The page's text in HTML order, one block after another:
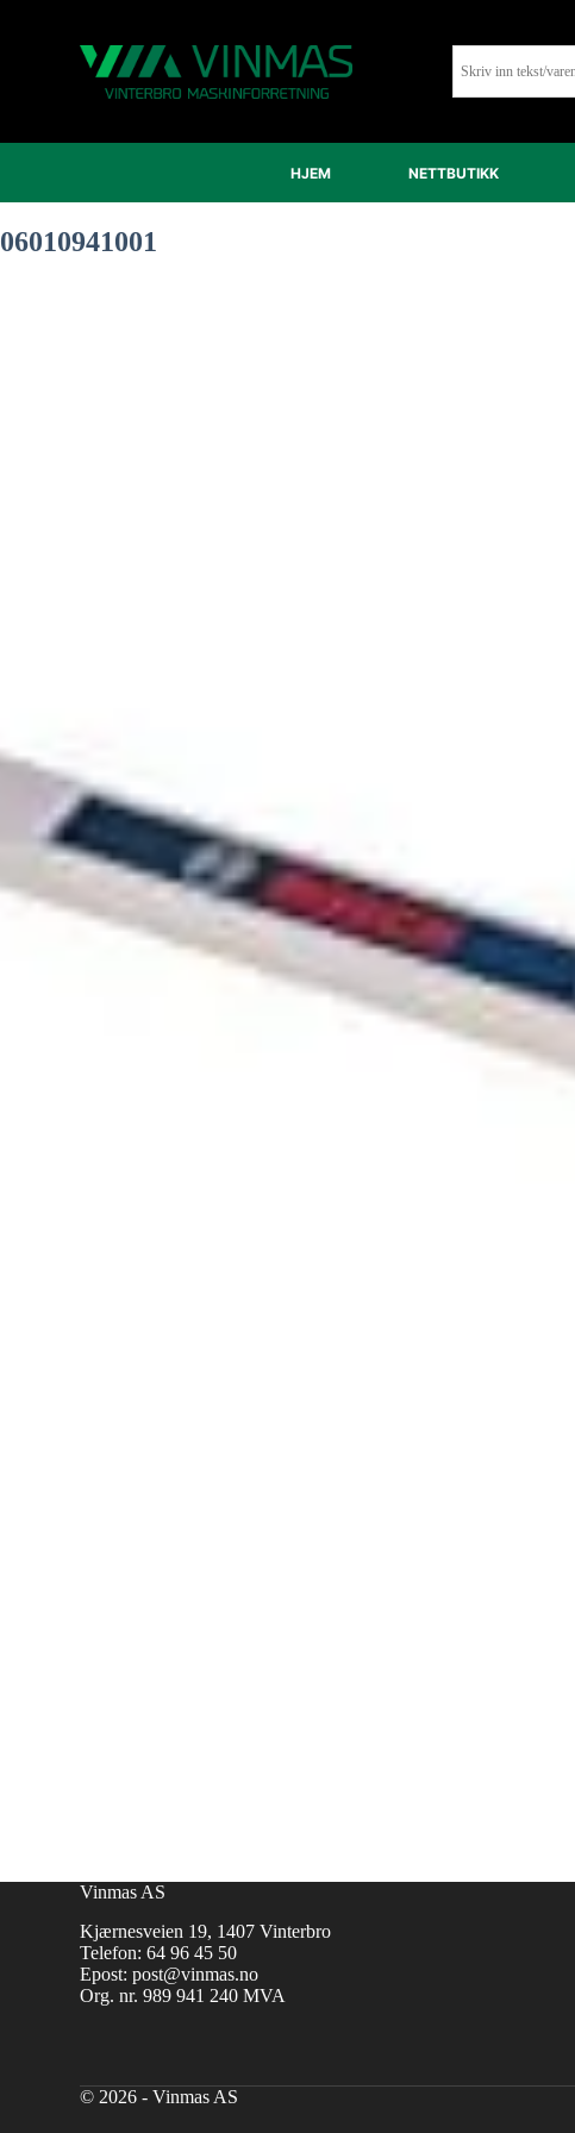
HJEM NETTBUTIKK
06010941001
Vinmas AS
Kjærnesveien 19, 1407 Vinterbro
Telefon:64 96 45 50
Epost:post@vinmas.no
Org. nr. 989 941 240 MVA
© 2026 - Vinmas AS